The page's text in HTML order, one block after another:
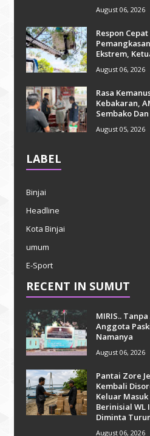
August 06, 2026
Respon
Ekstrem,
August 06, 2026
Rasa
Kebakaran,
Sembako
August 05, 2026
LABEL
Binjai
Headline
Kota Binjai
umum
E-Sport
RECENT IN SUMUT
MIRIS..
Anggota
Namanya
August 06, 2026
Pantai Zore
Kembali
Keluar
Berinisial WL
Diminta
August 06, 2026